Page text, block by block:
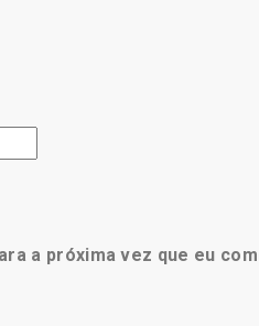
a próxima vez que eu